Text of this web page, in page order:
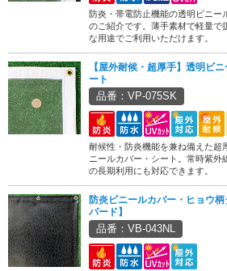
防炎・帯電防止機能の透明ビニー
のご紹介です。薄手素材で軽量で
な用途でご利用いただけます。
【屋外耐候・超厚手】透明ビ
ート
品番：VP-075SK
耐候性・防炎機能を兼ね備えた超
ニールカバー・シート。常時紫外
の長期利用にも対応できます。
防炎ビニールカバー・ヒョウ
パード】
品番：VB-043NL